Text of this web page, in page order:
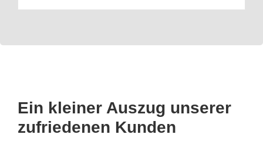
Ein kleiner Auszug unserer
zufriedenen Kunden